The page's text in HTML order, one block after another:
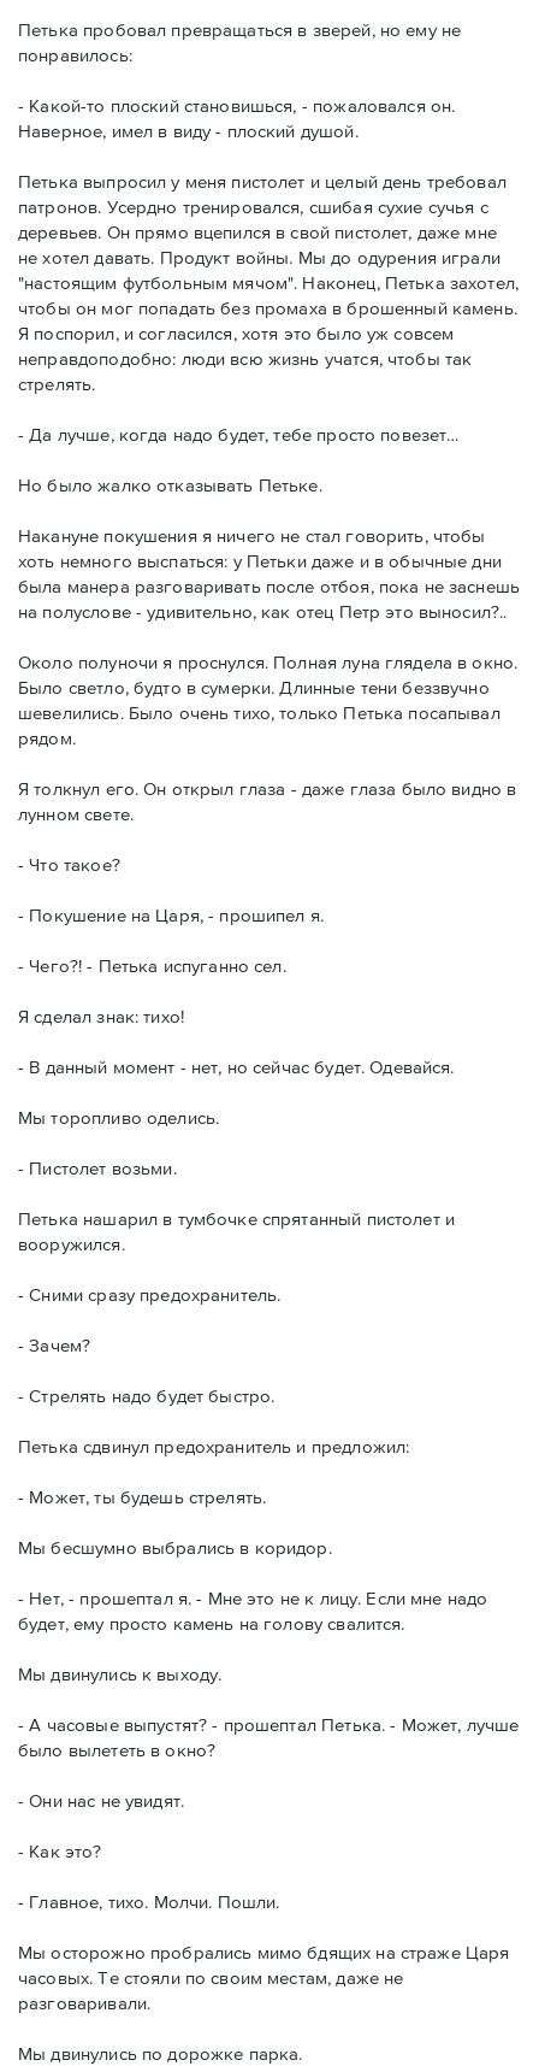
Петька пробовал превращаться в зверей, но ему не
понравилось:
- Какой-то плоский становишься, - пожаловался он.
Наверное, имел в виду - плоский душой.
Петька выпросил у меня пистолет и целый день требовал
патронов. Усердно тренировался, сшибая сухие сучья с
деревьев. Он прямо вцепился в свой пистолет, даже мне
не хотел давать. Продукт войны. Мы до одурения играли
"настоящим футбольным мячом". Наконец, Петька захотел,
чтобы он мог попадать без промаха в брошенный камень.
Я поспорил, и согласился, хотя это было уж совсем
неправдоподобно: люди всю жизнь учатся, чтобы так
стрелять.
- Да лучше, когда надо будет, тебе просто повезет…
Но было жалко отказывать Петьке.
Накануне покушения я ничего не стал говорить, чтобы
хоть немного выспаться: у Петьки даже и в обычные дни
была манера разговаривать после отбоя, пока не заснешь
на полуслове - удивительно, как отец Петр это выносил?..
Около полуночи я проснулся. Полная луна глядела в окно.
Было светло, будто в сумерки. Длинные тени беззвучно
шевелились. Было очень тихо, только Петька посапывал
рядом.
Я толкнул его. Он открыл глаза - даже глаза было видно в
лунном свете.
- Что такое?
- Покушение на Царя, - прошипел я.
- Чего?! - Петька испуганно сел.
Я сделал знак: тихо!
- В данный момент - нет, но сейчас будет. Одевайся.
Мы торопливо оделись.
- Пистолет возьми.
Петька нашарил в тумбочке спрятанный пистолет и
вооружился.
- Сними сразу предохранитель.
- Зачем?
- Стрелять надо будет быстро.
Петька сдвинул предохранитель и предложил:
- Может, ты будешь стрелять.
Мы бесшумно выбрались в коридор.
- Нет, - прошептал я. - Мне это не к лицу. Если мне надо
будет, ему просто камень на голову свалится.
Мы двинулись к выходу.
- А часовые выпустят? - прошептал Петька. - Может, лучше
было вылететь в окно?
- Они нас не увидят.
- Как это?
- Главное, тихо. Молчи. Пошли.
Мы осторожно пробрались мимо бдящих на страже Царя
часовых. Те стояли по своим местам, даже не
разговаривали.
Мы двинулись по дорожке парка.